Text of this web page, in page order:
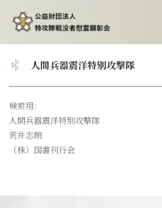
トップ
顕彰会について
特攻隊について
人間兵器震洋特別攻撃隊
検索用:
人間兵器震洋特別攻撃隊
荒井志朗
（株）国書刊行会